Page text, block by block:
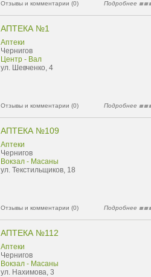
Отзывы и комментарии (0) Подробнее
АПТЕКА №1
Аптеки
Чернигов
Центр - Вал
ул. Шевченко, 4
Отзывы и комментарии (0) Подробнее
АПТЕКА №109
Аптеки
Чернигов
Вокзал - Масаны
ул. Текстильщиков, 18
Отзывы и комментарии (0) Подробнее
АПТЕКА №112
Аптеки
Чернигов
Вокзал - Масаны
ул. Нахимова, 3